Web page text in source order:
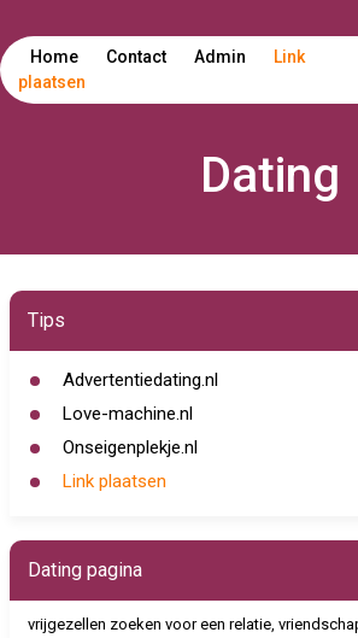
Home Contact Admin
Link
plaatsen
Dating
Tips
Advertentiedating.nl
Love-machine.nl
Onseigenplekje.nl
Link plaatsen
Dating pagina
vrijgezellen zoeken voor een relatie,